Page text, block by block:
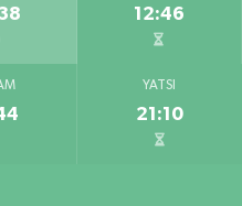
12:46
YATSI
21:10